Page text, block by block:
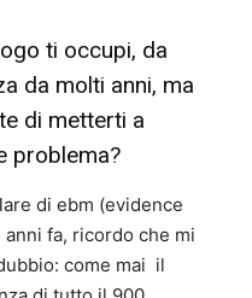
ti occupi, da
da molti anni, ma
di metterti a
problema?
di ebm (evidence
fa, ricordo che mi
come mai il